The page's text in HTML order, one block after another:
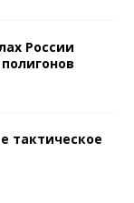
России
тактическое